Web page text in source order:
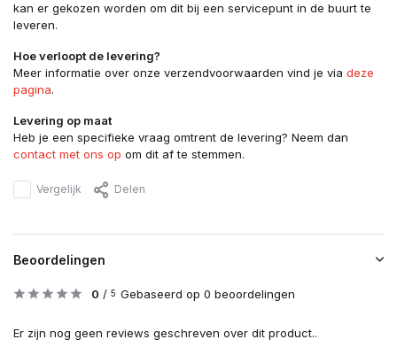
kan er gekozen worden om dit bij een servicepunt in de buurt te
leveren.
Hoe verloopt de levering?
Meer informatie over onze verzendvoorwaarden vind je via deze
pagina.
Levering op maat
Heb je een specifieke vraag omtrent de levering? Neem dan
contact met ons op om dit af te stemmen.
Vergelijk Delen
Beoordelingen
0 / 5 Gebaseerd op 0 beoordelingen
Er zijn nog geen reviews geschreven over dit product..